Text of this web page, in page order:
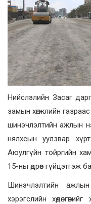
Нийслэлийн Засаг
замын хөгжлийн
шинэчлэлтийн ажлын
нялхсын уулзвар
Аюулгүйн тойргийн
15-ны өдрөөс гүйцэтгэж
Шинэчлэлтийн
хэрэгслийн